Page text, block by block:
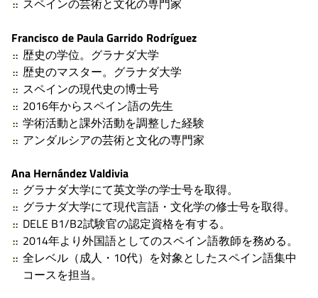
スペインの芸術と文化の専門家
Francisco de Paula Garrido Rodríguez
歴史の学位。グラナダ大学
歴史のマスター。グラナダ大学
スペインの現代史の博士号
2016年からスペイン語の先生
学術活動と課外活動を調整した経験
アンダルシアの芸術と文化の専門家
Ana Hernández Valdivia
グラナダ大学にて英文学の学士号を取得。
グラナダ大学にて現代言語・文化学の修士号を取得。
DELE B1/B2試験官の認定資格を有する。
2014年より外国語としてのスペイン語教師を務める。
全レベル（成人・10代）を対象としたスペイン語集中
コースを担当。